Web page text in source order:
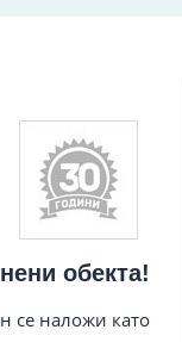
обекта!
се наложи като